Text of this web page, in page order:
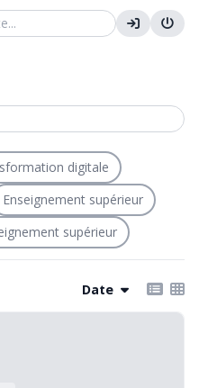
digitale
Enseignement supérieur
supérieur
Date